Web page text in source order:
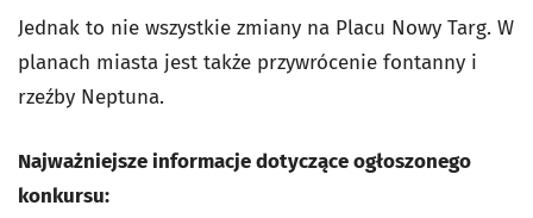
Jednak to nie wszystkie zmiany na Placu Nowy Targ. W
planach miasta jest także przywrócenie fontanny i
rzeźby Neptuna.
Najważniejsze informacje dotyczące ogłoszonego
konkursu: